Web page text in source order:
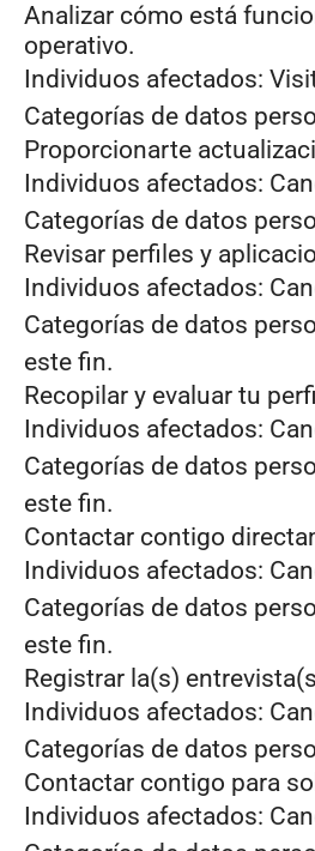
Analizar cómo está
operativo.
Individuos afectados:
Categorías de datos
Proporcionarte
Individuos afectados:
Categorías de datos
Revisar perfiles y
Individuos afectados:
Categorías de datos
este fin.
Recopilar y evaluar tu
Individuos afectados:
Categorías de datos
este fin.
Contactar contigo
Individuos afectados:
Categorías de datos
este fin.
Registrar la(s)
Individuos afectados:
Categorías de datos
Contactar contigo para
Individuos afectados: